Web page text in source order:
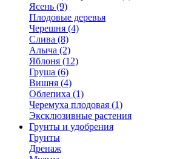
Ясень (9)
Плодовые деревья
Черешня (4)
Слива (8)
Алыча (2)
Яблоня (12)
Груша (6)
Вишня (4)
Облепиха (1)
Черемуха плодовая (1)
Эксклюзивные растения
Грунты и удобрения
Грунты
Дренаж